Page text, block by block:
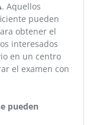
. Aquellos
pueden
obtener el
interesados
en un centro
el examen con
pueden